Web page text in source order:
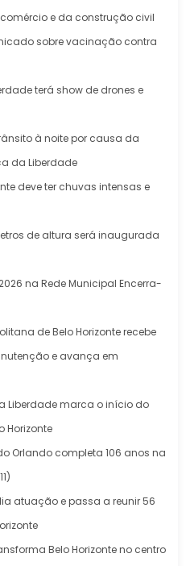
e da construção civil
sobre vacinação contra
terá show de drones e
à noite por causa da
da Liberdade
deve ter chuvas intensas e
de altura será inaugurada
na Rede Municipal Encerra-
de Belo Horizonte recebe
e avança em
Liberdade marca o início do
Horizonte
Orlando completa 106 anos na
atuação e passa a reunir 56
Belo Horizonte no centro